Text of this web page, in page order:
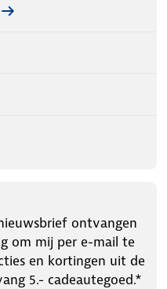
ontvangen
om mij per e-mail te
en kortingen uit de
5.- cadeautegoed.*